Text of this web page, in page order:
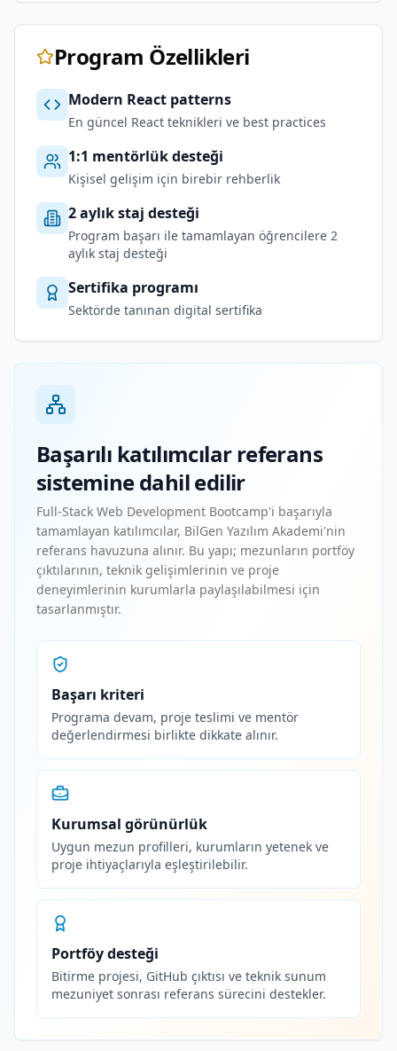
Program Özellikleri
Modern React patterns
En güncel React teknikleri ve best practices
1:1 mentörlük desteği
Kişisel gelişim için birebir rehberlik
2 aylık staj desteği
Program başarı ile tamamlayan öğrencilere 2
aylık staj desteği
Sertifika programı
Sektörde tanınan digital sertifika
Başarılı katılımcılar referans
sistemine dahil edilir
Full-Stack Web Development Bootcamp'i başarıyla
tamamlayan katılımcılar, BilGen Yazılım Akademi'nin
referans havuzuna alınır. Bu yapı; mezunların portföy
çıktılarının, teknik gelişimlerinin ve proje
deneyimlerinin kurumlarla paylaşılabilmesi için
tasarlanmıştır.
Başarı kriteri
Programa devam, proje teslimi ve mentör
değerlendirmesi birlikte dikkate alınır.
Kurumsal görünürlük
Uygun mezun profilleri, kurumların yetenek ve
proje ihtiyaçlarıyla eşleştirilebilir.
Portföy desteği
Bitirme projesi, GitHub çıktısı ve teknik sunum
mezuniyet sonrası referans sürecini destekler.